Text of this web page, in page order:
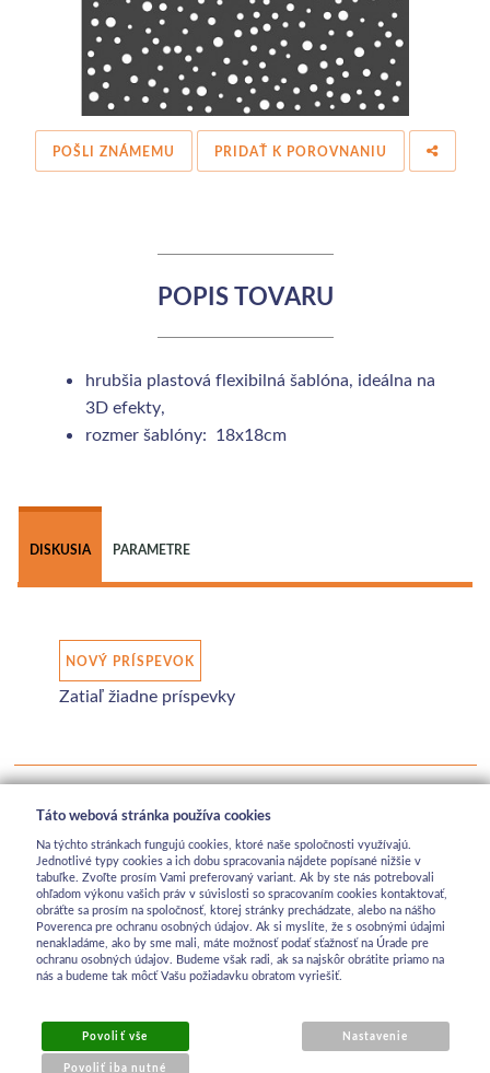
POŠLI ZNÁMEMU PRIDAŤ K POROVNANIU
POPIS TOVARU
hrubšia plastová flexibilná šablóna, ideálna na
3D efekty,
rozmer šablóny: 18x18cm
DISKUSIA PARAMETRE
NOVÝ PRÍSPEVOK
Zatiaľ žiadne príspevky
Táto webová stránka používa cookies
Na týchto stránkach fungujú cookies, ktoré naše spoločnosti využívajú.
Jednotlivé typy cookies a ich dobu spracovania nájdete popísané nižšie v
tabuľke. Zvoľte prosím Vami preferovaný variant. Ak by ste nás potrebovali
ohľadom výkonu vašich práv v súvislosti so spracovaním cookies kontaktovať,
obráťte sa prosím na spoločnosť, ktorej stránky prechádzate, alebo na nášho
Poverenca pre ochranu osobných údajov. Ak si myslíte, že s osobnými údajmi
nenakladáme, ako by sme mali, máte možnosť podať sťažnosť na Úrade pre
ochranu osobných údajov. Budeme však radi, ak sa najskôr obrátite priamo na
nás a budeme tak môcť Vašu požiadavku obratom vyriešiť.
Povoliť vše
Povoliť iba nutné
Nastavenie